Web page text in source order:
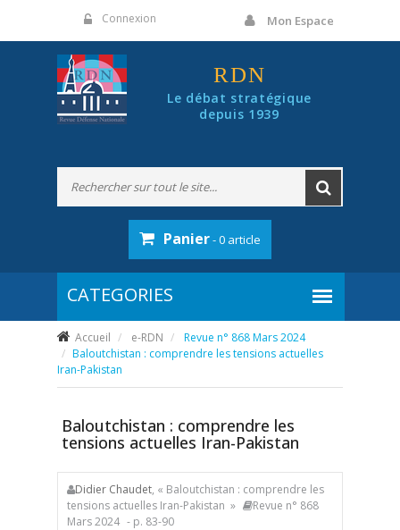
Connexion Mon Espace
RDN
Le débat stratégique
depuis 1939
Panier- 0 article
Accueil e-RDN
Revue n° 868 Mars 2024
Baloutchistan : comprendre les tensions actuelles
Iran-Pakistan
Baloutchistan : comprendre les
tensions actuelles Iran-Pakistan
Didier Chaudet, « Baloutchistan : comprendre les
tensions actuelles Iran-Pakistan »
Revue n° 868
Mars 2024 - p. 83-90